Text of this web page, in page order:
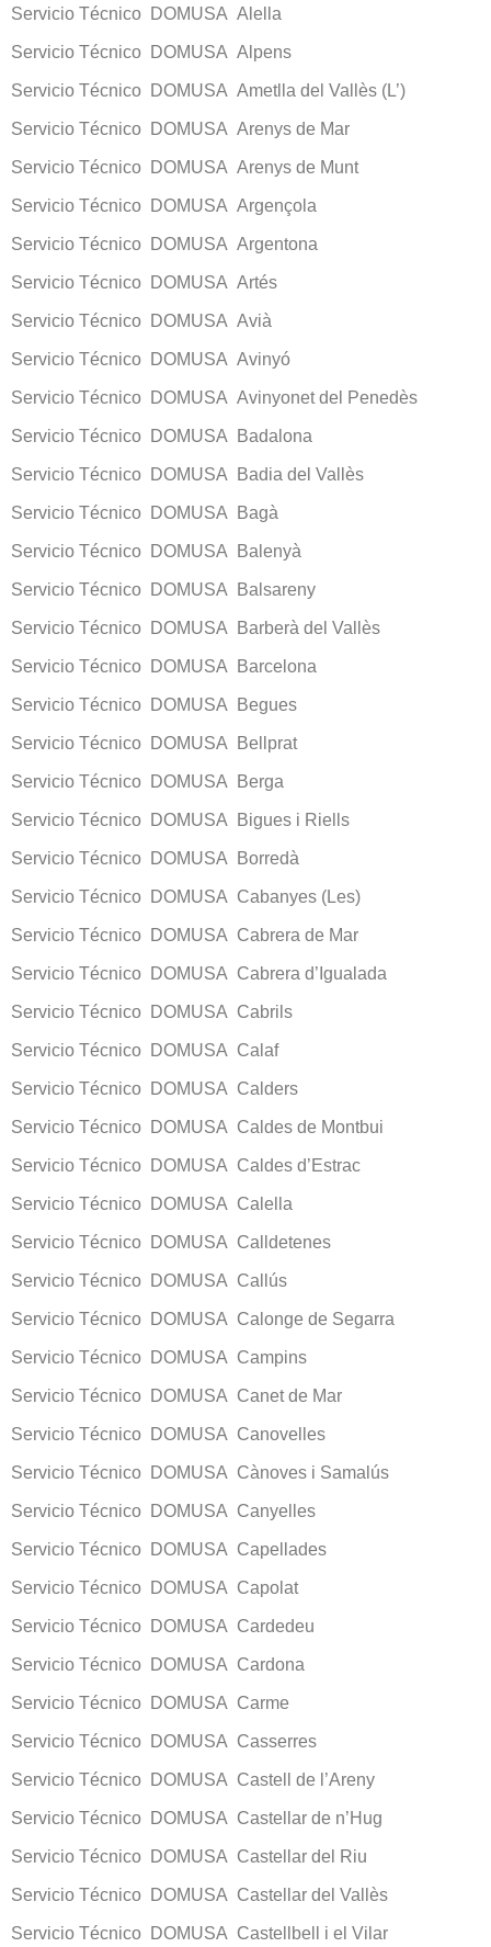
Servicio Técnico DOMUSA Alella
Servicio Técnico DOMUSA Alpens
Servicio Técnico DOMUSA Ametlla del Vallès (L’)
Servicio Técnico DOMUSA Arenys de Mar
Servicio Técnico DOMUSA Arenys de Munt
Servicio Técnico DOMUSA Argençola
Servicio Técnico DOMUSA Argentona
Servicio Técnico DOMUSA Artés
Servicio Técnico DOMUSA Avià
Servicio Técnico DOMUSA Avinyó
Servicio Técnico DOMUSA Avinyonet del Penedès
Servicio Técnico DOMUSA Badalona
Servicio Técnico DOMUSA Badia del Vallès
Servicio Técnico DOMUSA Bagà
Servicio Técnico DOMUSA Balenyà
Servicio Técnico DOMUSA Balsareny
Servicio Técnico DOMUSA Barberà del Vallès
Servicio Técnico DOMUSA Barcelona
Servicio Técnico DOMUSA Begues
Servicio Técnico DOMUSA Bellprat
Servicio Técnico DOMUSA Berga
Servicio Técnico DOMUSA Bigues i Riells
Servicio Técnico DOMUSA Borredà
Servicio Técnico DOMUSA Cabanyes (Les)
Servicio Técnico DOMUSA Cabrera de Mar
Servicio Técnico DOMUSA Cabrera d’Igualada
Servicio Técnico DOMUSA Cabrils
Servicio Técnico DOMUSA Calaf
Servicio Técnico DOMUSA Calders
Servicio Técnico DOMUSA Caldes de Montbui
Servicio Técnico DOMUSA Caldes d’Estrac
Servicio Técnico DOMUSA Calella
Servicio Técnico DOMUSA Calldetenes
Servicio Técnico DOMUSA Callús
Servicio Técnico DOMUSA Calonge de Segarra
Servicio Técnico DOMUSA Campins
Servicio Técnico DOMUSA Canet de Mar
Servicio Técnico DOMUSA Canovelles
Servicio Técnico DOMUSA Cànoves i Samalús
Servicio Técnico DOMUSA Canyelles
Servicio Técnico DOMUSA Capellades
Servicio Técnico DOMUSA Capolat
Servicio Técnico DOMUSA Cardedeu
Servicio Técnico DOMUSA Cardona
Servicio Técnico DOMUSA Carme
Servicio Técnico DOMUSA Casserres
Servicio Técnico DOMUSA Castell de l’Areny
Servicio Técnico DOMUSA Castellar de n’Hug
Servicio Técnico DOMUSA Castellar del Riu
Servicio Técnico DOMUSA Castellar del Vallès
Servicio Técnico DOMUSA Castellbell i el Vilar